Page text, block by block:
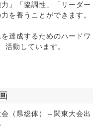
」「協調性」「リーダー
を養うことができます。
達成するためのハードワ
活動しています。
（県総体）→関東大会出